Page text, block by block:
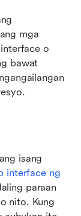
mga
o
bawat
isang
interface ng
paraan
nito. Kung